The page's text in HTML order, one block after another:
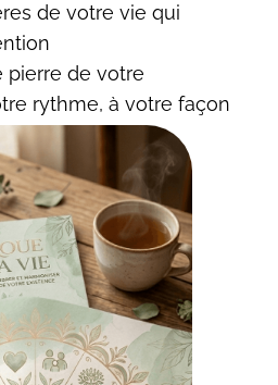
de votre vie qui
pierre de votre
rythme, à votre façon